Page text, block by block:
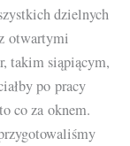
dzielnych
otwartymi
takim siąpiącym,
po pracy
co za oknem.